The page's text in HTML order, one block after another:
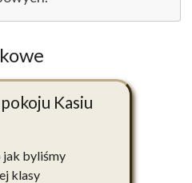
Kasiu
jak byliśmy
klasy